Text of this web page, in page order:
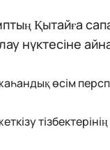
Қытайға
нүктесіне
өсім